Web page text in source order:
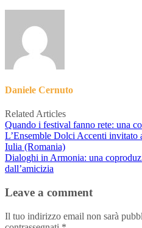
Daniele Cernuto
Related Articles
Quando i festival fanno rete: una
L’Ensemble Dolci Accenti invitato
Iulia (Romania)
Dialoghi in Armonia: una
dall’amicizia
Leave a comment
Il tuo indirizzo email non sarà